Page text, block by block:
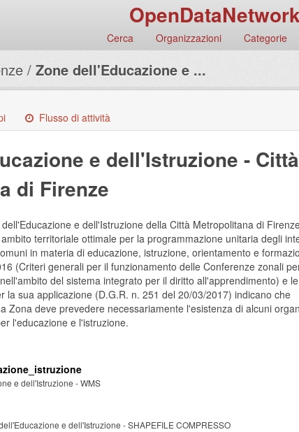
Cerca Organizzazioni Categorie
Zone dell'Educazione e ...
Flusso di attività
e dell'Istruzione - Città
di Firenze
e dell'Istruzione della Città Metropolitana di
territoriale ottimale per la programmazione unitaria degli
in materia di educazione, istruzione, orientamento e
(Criteri generali per il funzionamento delle Conferenze zonali
del sistema integrato per il diritto all'apprendimento) e le
la sua applicazione (D.G.R. n. 251 del 20/03/2017) indicano che
Zona deve prevedere necessariamente l'esistenza di alcuni
l'educazione e l'istruzione.
e dell'Istruzione - WMS
e dell'Istruzione - SHAPEFILE COMPRESSO